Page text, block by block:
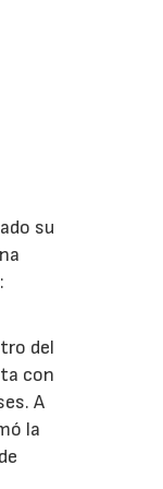
su
del
con
A
la